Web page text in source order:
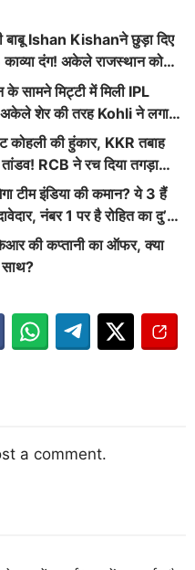
बाबू Ishan Kishanने छुड़ा दिए
दंग! अकेले राजस्थान को
सामने मिट्टी में मिली IPL
अकेले शेर की तरह Kohli ने लगाई
कोहली की हुंकार, KKR तबाह
RCB ने रच दिया तगड़ा
टीम इंडिया की कमान? ये 3 हैं
नंबर 1 पर है रोहित का दु’
की कप्तानी का ऑफर, क्या
साथ?
a comment.